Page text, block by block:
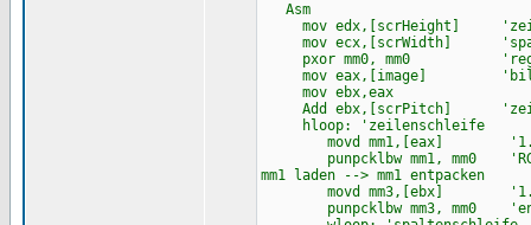
Asm
mov edx,[scrHeight]
mov ecx,[scrWidth]
pxor mm0, mm0
mov eax,[image]
mov ebx,eax
Add ebx,[scrPitch]
hloop: 'zeilenschleife
movd mm1,[eax] '1.
punpcklbw mm1, mm0 'RGBA
mm1 laden --> mm1 entpacken
movd mm3,[ebx] '1.
punpcklbw mm3, mm0